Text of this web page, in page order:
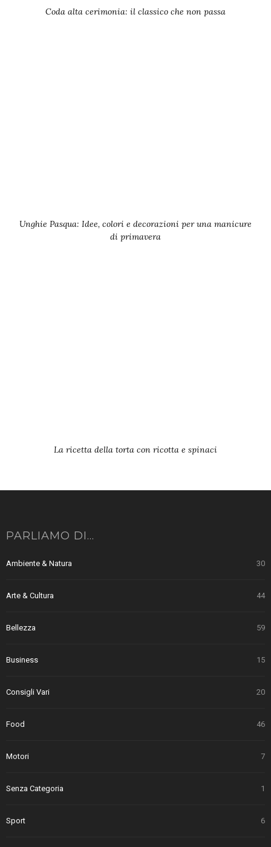
Coda alta cerimonia: il classico che non passa
Unghie Pasqua: Idee, colori e decorazioni per una manicure
di primavera
La ricetta della torta con ricotta e spinaci
PARLIAMO DI…
Ambiente & Natura 30
Arte & Cultura 44
Bellezza 59
Business 15
Consigli Vari 20
Food 46
Motori 7
Senza Categoria 1
Sport 6